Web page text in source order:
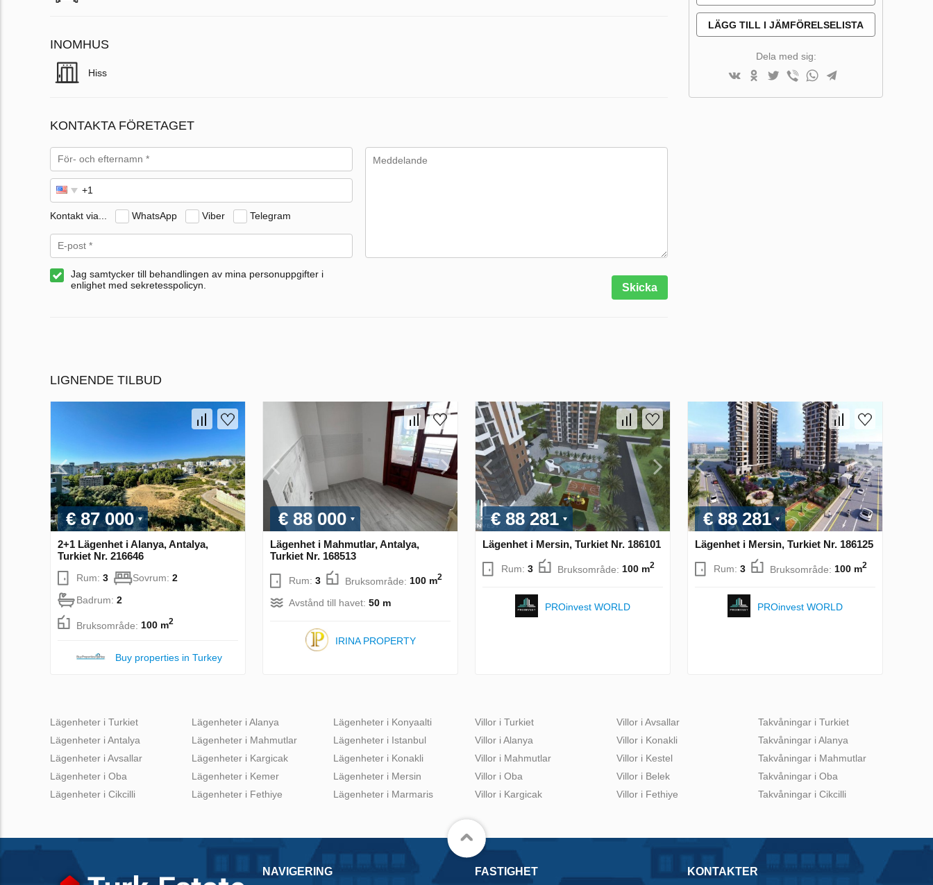
INOMHUS
Hiss
KONTAKTA FÖRETAGET
Kontakt via... WhatsApp Viber Telegram
Jag samtycker till behandlingen av mina personuppgifter i
enlighet med sekretesspolicyn.
Skicka
LÄGG TILL I JÄMFÖRELSELISTA
Dela med sig:
LIGNENDE TILBUD
€ 87 000
2+1 Lägenhet i Alanya, Antalya,
Turkiet Nr. 216646
Rum: 3 Sovrum: 2
Badrum: 2
Bruksområde: 100 m2
Buy properties in Turkey
€ 88 000
Lägenhet i Mahmutlar, Antalya,
Turkiet Nr. 168513
Rum: 3 Bruksområde: 100 m2
Avstånd till havet: 50 m
IRINA PROPERTY
€ 88 281
Lägenhet i Mersin, Turkiet Nr. 186101
Rum: 3 Bruksområde: 100 m2
PROinvest WORLD
€ 88 281
Lägenhet i Mersin, Turkiet Nr. 186125
Rum: 3 Bruksområde: 100 m2
PROinvest WORLD
Lägenheter i Turkiet
Lägenheter i Antalya
Lägenheter i Avsallar
Lägenheter i Oba
Lägenheter i Cikcilli
Lägenheter i Alanya
Lägenheter i Mahmutlar
Lägenheter i Kargicak
Lägenheter i Kemer
Lägenheter i Fethiye
Lägenheter i Konyaalti
Lägenheter i Istanbul
Lägenheter i Konakli
Lägenheter i Mersin
Lägenheter i Marmaris
Villor i Turkiet
Villor i Alanya
Villor i Mahmutlar
Villor i Oba
Villor i Kargicak
Villor i Avsallar
Villor i Konakli
Villor i Kestel
Villor i Belek
Villor i Fethiye
Takvåningar i Turkiet
Takvåningar i Alanya
Takvåningar i Mahmutlar
Takvåningar i Oba
Takvåningar i Cikcilli
NAVIGERING FASTIGHET KONTAKTER